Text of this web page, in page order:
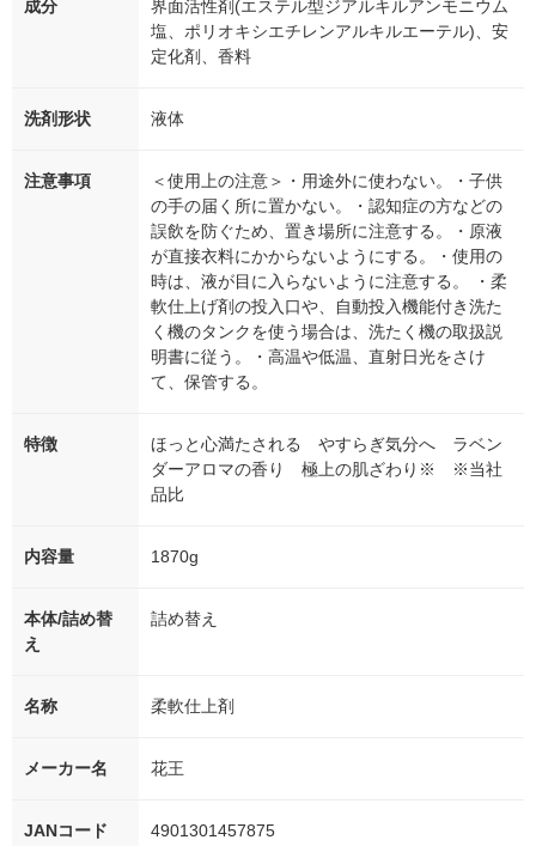
成分
界面活性剤(エステル型ジアルキルアンモニウム
塩、ポリオキシエチレンアルキルエーテル)、安
定化剤、香料
洗剤形状 液体
注意事項
＜使用上の注意＞・用途外に使わない。・子供
の手の届く所に置かない。・認知症の方などの
誤飲を防ぐため、置き場所に注意する。・原液
が直接衣料にかからないようにする。・使用の
時は、液が目に入らないように注意する。 ・柔
軟仕上げ剤の投入口や、自動投入機能付き洗た
く機のタンクを使う場合は、洗たく機の取扱説
明書に従う。・高温や低温、直射日光をさけ
て、保管する。
特徴
ほっと心満たされる やすらぎ気分へ ラベン
ダーアロマの香り 極上の肌ざわり※ ※当社
品比
内容量 1870g
本体/詰め替
え
詰め替え
名称 柔軟仕上剤
メーカー名 花王
JANコード 4901301457875